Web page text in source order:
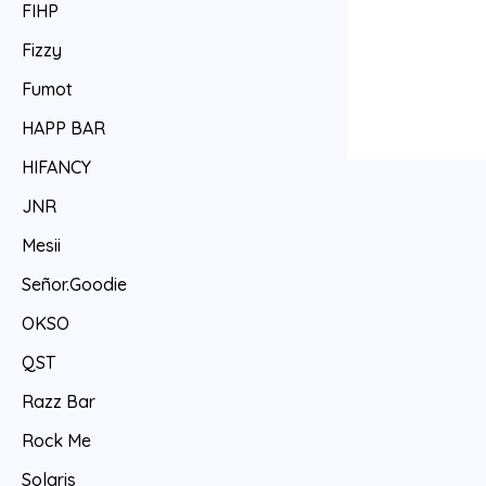
FIHP
Fizzy
Fumot
HAPP BAR
HIFANCY
JNR
Mesii
Señor.Goodie
OKSO
QST
Razz Bar
Rock Me
Solaris